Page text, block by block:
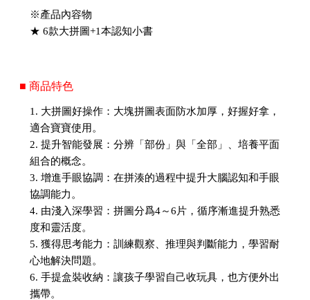
※產品內容物
★ 6款大拼圖+1本認知小書
■ 商品特色
1. 大拼圖好操作：大塊拼圖表面防水加厚，好握好拿，
適合寶寶使用。
2. 提升智能發展：分辨「部份」與「全部」、培養平面
組合的概念。
3. 增進手眼協調：在拼湊的過程中提升大腦認知和手眼
協調能力。
4. 由淺入深學習：拼圖分爲4～6片，循序漸進提升熟悉
度和靈活度。
5. 獲得思考能力：訓練觀察、推理與判斷能力，學習耐
心地解決問題。
6. 手提盒裝收納：讓孩子學習自己收玩具，也方便外出
攜帶。